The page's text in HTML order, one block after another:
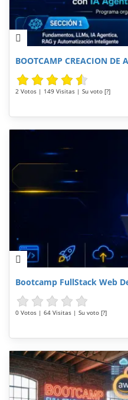
BOOTCAMP CREACION DE
2 Votos | 149 Visitas | Su voto [?]
Bootcamp FullStack Web
0 Votos | 64 Visitas | Su voto [?]